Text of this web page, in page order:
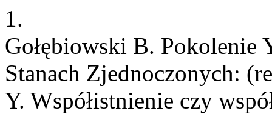
1.
Gołębiowski B.
Stanach Zjednoczonych:
Y. Współistnienie czy